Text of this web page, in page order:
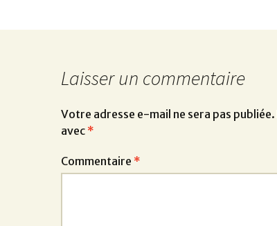
Laisser un commentaire
Votre adresse e-mail ne sera pas publiée.
avec *
Commentaire *